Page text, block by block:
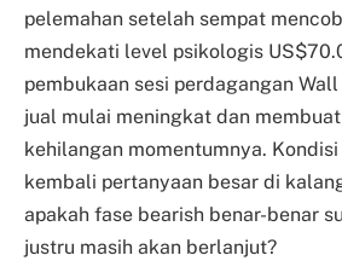
pelemahan setelah sempat
mendekati level psikologis
pembukaan sesi perdagangan
jual mulai meningkat dan
kehilangan momentumnya.
kembali pertanyaan besar di
apakah fase bearish benar-benar
justru masih akan berlanjut?